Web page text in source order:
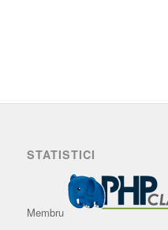
STATISTICI
Membru